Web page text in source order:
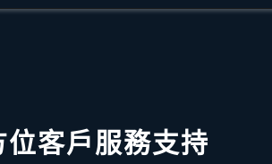
位客戶服務支持